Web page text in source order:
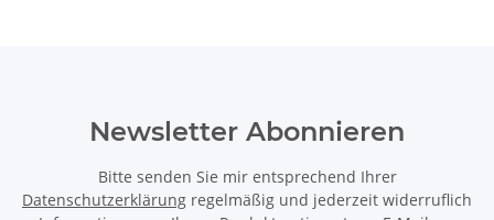
Newsletter Abonnieren
Bitte senden Sie mir entsprechend Ihrer
Datenschutzerklärung regelmäßig und jederzeit widerruflich